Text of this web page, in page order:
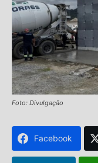
Foto: Divulgação
Facebook